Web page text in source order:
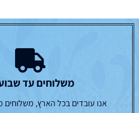
משלוחים עד
אנו עובדים בכל הארץ,